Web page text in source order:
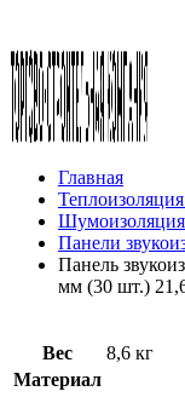
Главная
Панели
Панель
мм (30 шт.)
Вес
8,6 кг
Материал